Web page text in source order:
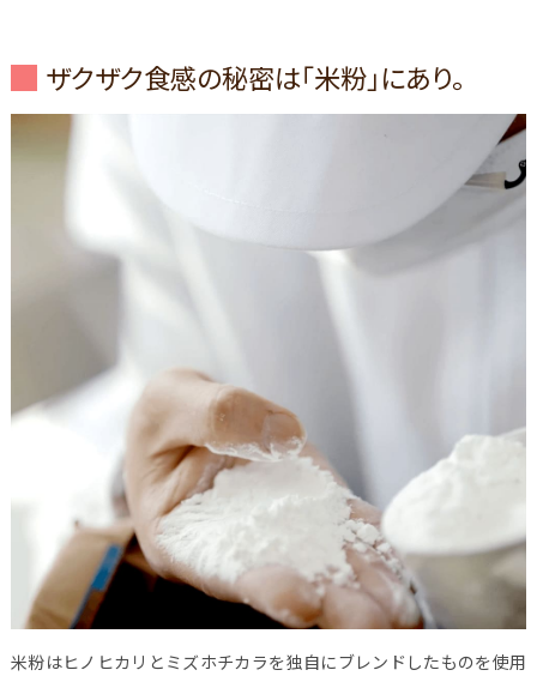
ザクザク食感の秘密は「米粉」にあり。
米粉はヒノヒカリとミズホチカラを独自にブレンドしたものを使用